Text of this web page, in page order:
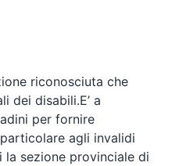
riconosciuta che
dei disabili.E’ a
per fornire
agli invalidi
sezione provinciale di